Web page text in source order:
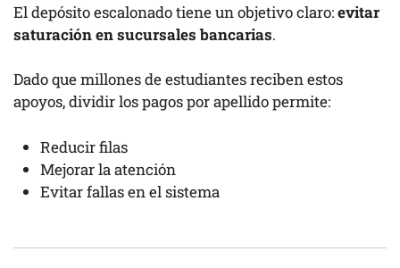
El depósito escalonado tiene un objetivo claro:evitar
saturación en sucursales bancarias.
Dado que millones de estudiantes reciben estos
apoyos, dividir los pagos por apellido permite:
Reducir filas
Mejorar la atención
Evitar fallas en el sistema